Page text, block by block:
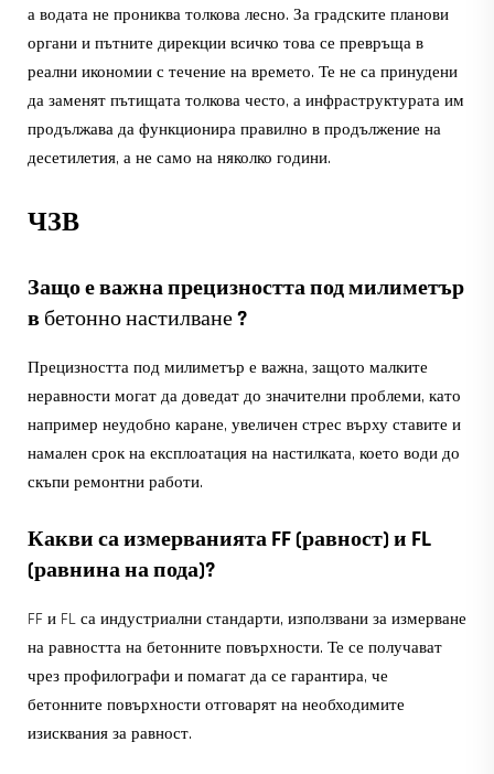
а водата не прониква толкова лесно. За градските планови
органи и пътните дирекции всичко това се превръща в
реални икономии с течение на времето. Те не са принудени
да заменят пътищата толкова често, а инфраструктурата им
продължава да функционира правилно в продължение на
десетилетия, а не само на няколко години.
ЧЗВ
Защо е важна прецизността под милиметър
вбетонно настилване?
Прецизността под милиметър е важна, защото малките
неравности могат да доведат до значителни проблеми, като
например неудобно каране, увеличен стрес върху ставите и
намален срок на експлоатация на настилката, което води до
скъпи ремонтни работи.
Какви са измерванията FF (равност) и FL
(равнина на пода)?
FF и FL са индустриални стандарти, използвани за измерване
на равността на бетонните повърхности. Те се получават
чрез профилографи и помагат да се гарантира, че
бетонните повърхности отговарят на необходимите
изисквания за равност.